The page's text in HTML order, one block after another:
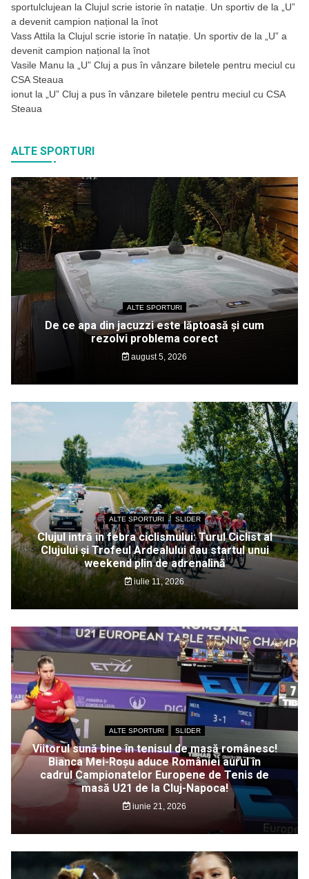
sportulclujean la Clujul scrie istorie în natație. Un sportiv de la „U”
a devenit campion național la înot
Vass Attila la Clujul scrie istorie în natație. Un sportiv de la „U” a
devenit campion național la înot
Vasile Manu la
„U” Cluj a pus în vânzare biletele pentru meciul cu
CSA Steaua
ionut la
„U” Cluj a pus în vânzare biletele pentru meciul cu CSA
Steaua
ALTE SPORTURI
ALTE SPORTURI
De ce apa din jacuzzi este lăptoasă și cum
rezolvi problema corect
august 5, 2026
ALTE SPORTURI SLIDER
Clujul intră în febra ciclismului: Turul Ciclist al
Clujului și Trofeul Ardealului dau startul unui
weekend plin de adrenalină
iulie 11, 2026
ALTE SPORTURI SLIDER
Viitorul sună bine în tenisul de masă românesc!
Bianca Mei-Roșu aduce României aurul în
cadrul Campionatelor Europene de Tenis de
masă U21 de la Cluj-Napoca!
iunie 21, 2026